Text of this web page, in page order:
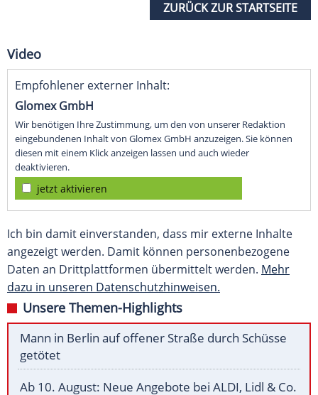
ZURÜCK ZUR STARTSEITE
Video
Empfohlener externer Inhalt:
Glomex GmbH
Wir benötigen Ihre Zustimmung, um den von unserer Redaktion
eingebundenen Inhalt von Glomex GmbH anzuzeigen. Sie können
diesen mit einem Klick anzeigen lassen und auch wieder
deaktivieren.
jetzt aktivieren
Ich bin damit einverstanden, dass mir externe Inhalte
angezeigt werden. Damit können personenbezogene
Daten an Drittplattformen übermittelt werden. Mehr
dazu in unseren Datenschutzhinweisen.
Unsere Themen-Highlights
Mann in Berlin auf offener Straße durch Schüsse
getötet
Ab 10. August: Neue Angebote bei ALDI, Lidl & Co.